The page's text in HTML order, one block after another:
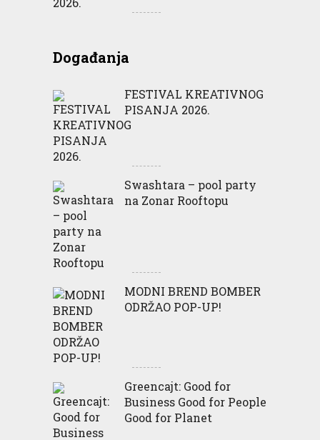
Događanja
FESTIVAL KREATIVNOG
PISANJA 2026.
Swashtara – pool party
na Zonar Rooftopu
MODNI BREND BOMBER
ODRŽAO POP-UP!
Greencajt: Good for
Business Good for People
Good for Planet